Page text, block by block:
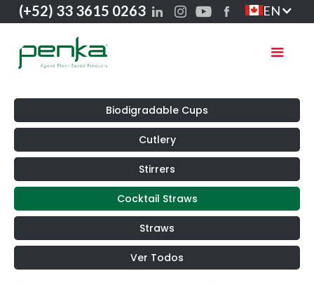
(+52) 33 3615 0263 EN
Biodigradable Cups
Cutlery
Stirrers
Cocktail Straws
Straws
Ver Todos